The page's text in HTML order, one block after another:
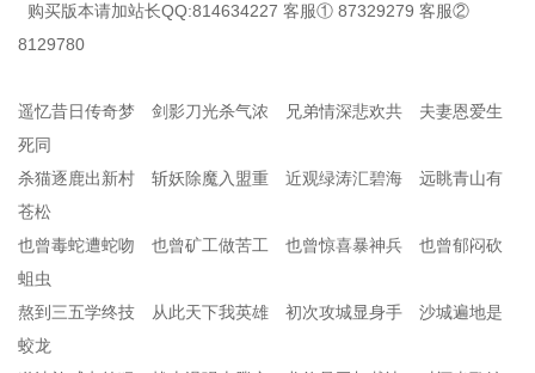
购买版本请加站长QQ:814634227 客服① 87329279 客服②
8129780
遥忆昔日传奇梦 剑影刀光杀气浓 兄弟情深悲欢共 夫妻恩爱生
死同
杀猫逐鹿出新村 斩妖除魔入盟重 近观绿涛汇碧海 远眺青山有
苍松
也曾毒蛇遭蛇吻 也曾矿工做苦工 也曾惊喜暴神兵 也曾郁闷砍
蛆虫
熬到三五学终技 从此天下我英雄 初次攻城显身手 沙城遍地是
蛟龙